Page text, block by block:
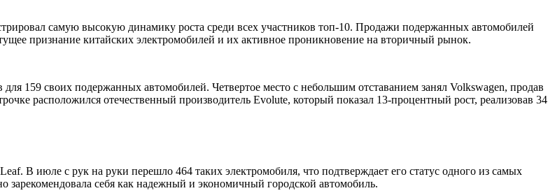
самую высокую динамику роста среди всех участников топ-10. Продажи подержанных автомобилей
признание китайских электромобилей и их активное проникновение на вторичный рынок.
159 своих подержанных автомобилей. Четвертое место с небольшим отставанием занял Volkswagen, продав
расположился отечественный производитель Evolute, который показал 13-процентный рост, реализовав 34
В июле с рук на руки перешло 464 таких электромобиля, что подтверждает его статус одного из самых
себя как надежный и экономичный городской автомобиль.